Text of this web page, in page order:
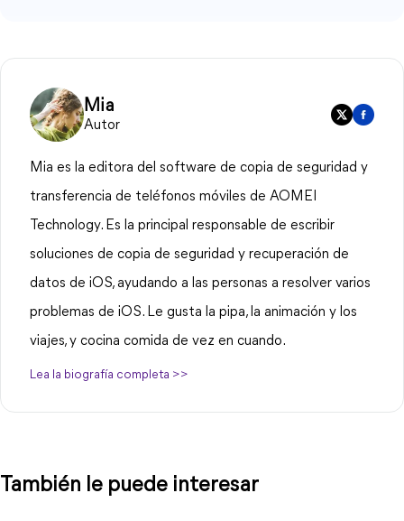
Mia
Autor
Mia es la editora del software de copia de seguridad y
transferencia de teléfonos móviles de AOMEI
Technology. Es la principal responsable de escribir
soluciones de copia de seguridad y recuperación de
datos de iOS, ayudando a las personas a resolver varios
problemas de iOS. Le gusta la pipa, la animación y los
viajes, y cocina comida de vez en cuando.
Lea la biografía completa >>
También le puede interesar